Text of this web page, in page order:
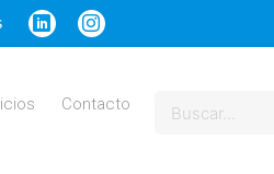
Contacto